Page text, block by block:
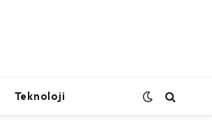
Teknoloji